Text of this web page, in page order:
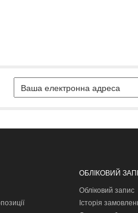
ОБЛІКОВИЙ
Обліковий запис
Історія